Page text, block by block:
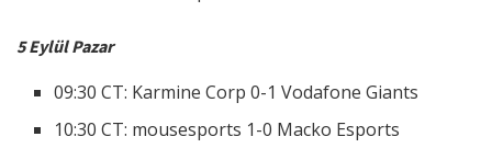
5 Eylül Pazar
09:30 CT: Karmine Corp 0-1 Vodafone Giants
10:30 CT: mousesports 1-0 Macko Esports